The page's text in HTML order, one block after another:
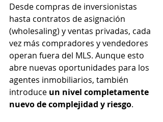
Desde compras de inversionistas
hasta contratos de asignación
(wholesaling) y ventas privadas, cada
vez más compradores y vendedores
operan fuera del MLS. Aunque esto
abre nuevas oportunidades para los
agentes inmobiliarios, también
introduce un nivel completamente
nuevo de complejidad y riesgo.